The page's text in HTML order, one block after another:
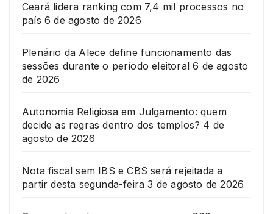
Ceará lidera ranking com 7,4 mil processos no
país 6 de agosto de 2026
Plenário da Alece define funcionamento das
sessões durante o período eleitoral 6 de agosto
de 2026
Autonomia Religiosa em Julgamento: quem
decide as regras dentro dos templos? 4 de
agosto de 2026
Nota fiscal sem IBS e CBS será rejeitada a
partir desta segunda-feira 3 de agosto de 2026